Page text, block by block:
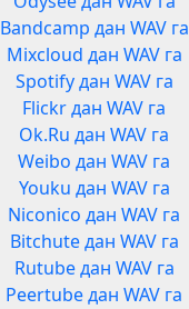
Bandcamp дан WAV га
Mixcloud дан WAV га
Spotify дан WAV га
Flickr дан WAV га
Ok.Ru дан WAV га
Weibo дан WAV га
Youku дан WAV га
Niconico дан WAV га
Bitchute дан WAV га
Rutube дан WAV га
Peertube дан WAV га